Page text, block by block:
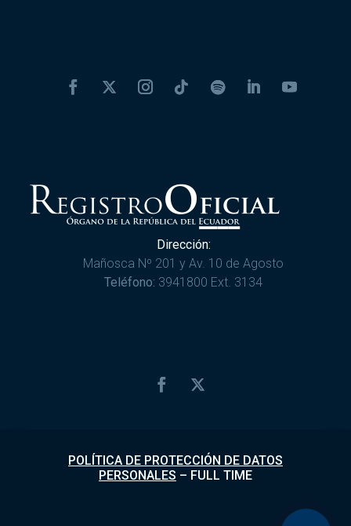
Dirección:
Mañosca Nº 201 y Av. 10 de Agosto
Teléfono: 3941800 Ext. 3134
POLÍTICA DE PROTECCIÓN DE DATOS
PERSONALES – FULL TIME